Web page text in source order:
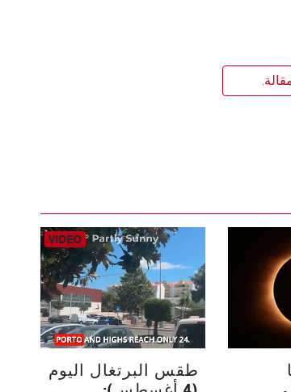
طقس البرتغال اليوم